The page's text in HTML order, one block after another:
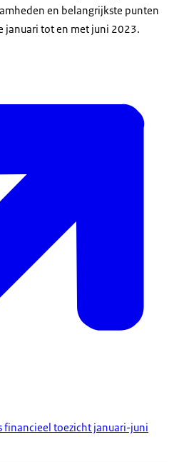
en belangrijkste punten
januari tot en met juni 2023.
financieel toezicht januari-juni